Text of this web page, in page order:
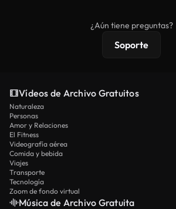
protecciones de licencia extendidas.
¿Aún tiene preguntas?
Soporte
Vídeos de Archivo Gratuitos
Naturaleza
Personas
Amor y Relaciones
El Fitness
Videografía aérea
Comida y bebida
Viajes
Transporte
Tecnología
Zoom de fondo virtual
Música de Archivo Gratuita